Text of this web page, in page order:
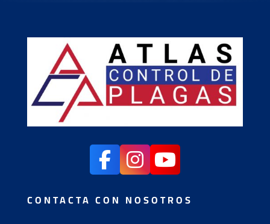
CONTACTA CON NOSOTROS